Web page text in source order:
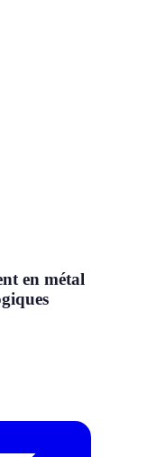
en métal